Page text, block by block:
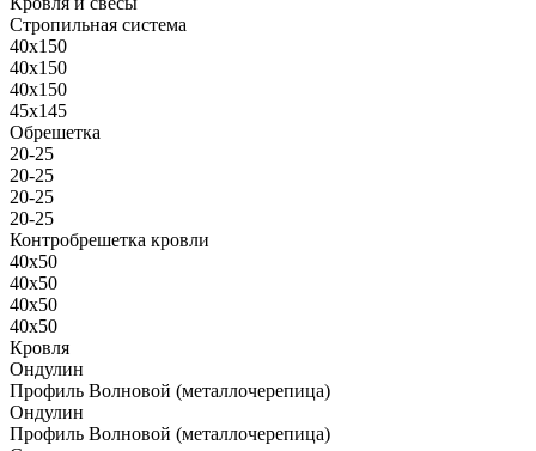
Стропильная система
40х150
40х150
40х150
45х145
Обрешетка
20-25
20-25
20-25
20-25
Контробрешетка кровли
40х50
40х50
40х50
40х50
Кровля
Ондулин
Профиль Волновой (металлочерепица)
Ондулин
Профиль Волновой (металлочерепица)